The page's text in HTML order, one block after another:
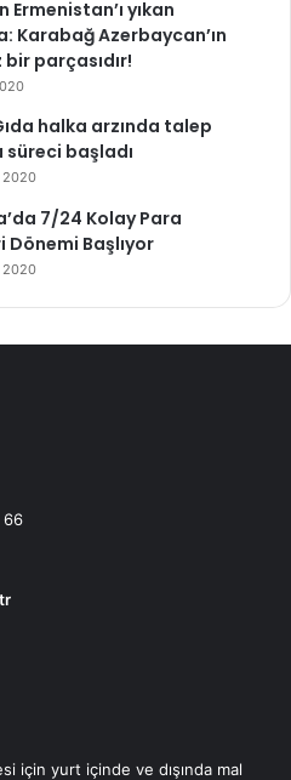
Ermenistan’ı yıkan
Karabağ Azerbaycan’ın
bir parçasıdır!
halka arzında talep
başladı
2020
7/24 Kolay Para
Dönemi Başlıyor
2020
66
için yurt içinde ve dışında mal